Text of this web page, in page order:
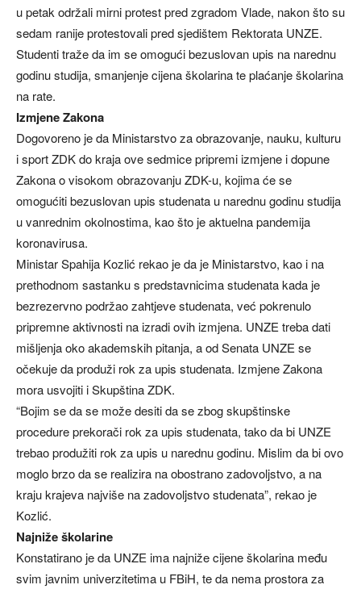
u petak održali mirni protest pred zgradom Vlade, nakon što su
sedam ranije protestovali pred sjedištem Rektorata UNZE.
Studenti traže da im se omogući bezuslovan upis na narednu
godinu studija, smanjenje cijena školarina te plaćanje školarina
na rate.
Izmjene Zakona
Dogovoreno je da Ministarstvo za obrazovanje, nauku, kulturu
i sport ZDK do kraja ove sedmice pripremi izmjene i dopune
Zakona o visokom obrazovanju ZDK-u, kojima će se
omogućiti bezuslovan upis studenata u narednu godinu studija
u vanrednim okolnostima, kao što je aktuelna pandemija
koronavirusa.
Ministar Spahija Kozlić rekao je da je Ministarstvo, kao i na
prethodnom sastanku s predstavnicima studenata kada je
bezrezervno podržao zahtjeve studenata, već pokrenulo
pripremne aktivnosti na izradi ovih izmjena. UNZE treba dati
mišljenja oko akademskih pitanja, a od Senata UNZE se
očekuje da produži rok za upis studenata. Izmjene Zakona
mora usvojiti i Skupština ZDK.
“Bojim se da se može desiti da se zbog skupštinske
procedure prekorači rok za upis studenata, tako da bi UNZE
trebao produžiti rok za upis u narednu godinu. Mislim da bi ovo
moglo brzo da se realizira na obostrano zadovoljstvo, a na
kraju krajeva najviše na zadovoljstvo studenata”, rekao je
Kozlić.
Najniže školarine
Konstatirano je da UNZE ima najniže cijene školarina među
svim javnim univerzitetima u FBiH, te da nema prostora za